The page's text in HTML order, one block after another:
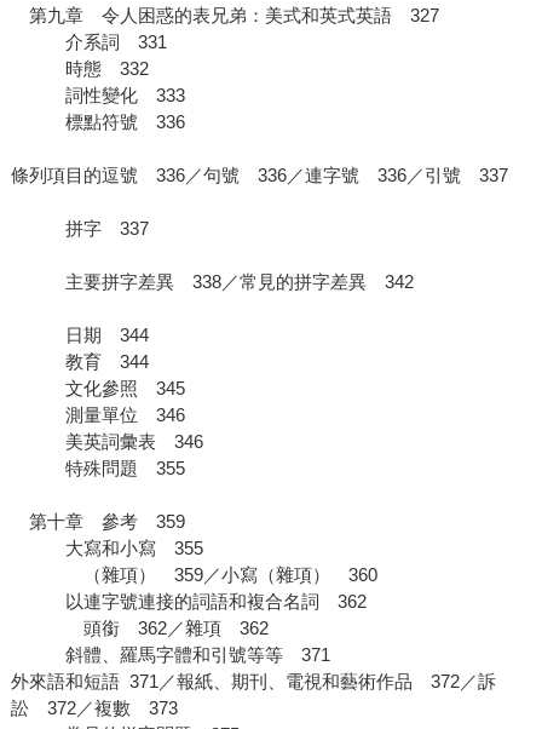
第九章 令人困惑的表兄弟：美式和英式英語 327
介系詞 331
時態 332
詞性變化 333
標點符號 336
條列項目的逗號 336／句號 336／連字號 336／引號 337
拼字 337
主要拼字差異 338／常見的拼字差異 342
日期 344
教育 344
文化參照 345
測量單位 346
美英詞彙表 346
特殊問題 355
第十章 參考 359
大寫和小寫 355
（雜項） 359／小寫（雜項） 360
以連字號連接的詞語和複合名詞 362
頭銜 362／雜項 362
斜體、羅馬字體和引號等等 371
外來語和短語 371／報紙、期刊、電視和藝術作品 372／訴
訟 372／複數 373